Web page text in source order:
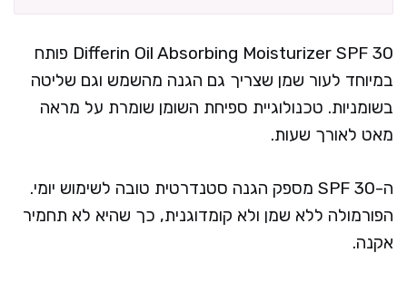
Differin Oil Absorbing Moisturizer SPF 30 פותח
במיוחד לעור שמן שצריך גם הגנה מהשמש וגם שליטה
בשומניות. טכנולוגיית ספיחת השומן שומרת על מראה
מאט לאורך שעות.
ה-SPF 30 מספק הגנה סטנדרטית טובה לשימוש יומי.
הפורמולה ללא שמן ולא קומדוגנית, כך שהיא לא תחמיר
אקנה.